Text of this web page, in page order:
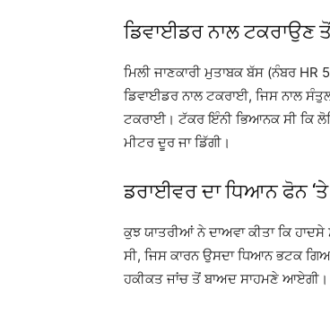
ਡਿਵਾਈਡਰ ਨਾਲ ਟਕਰਾਉਣ
ਮਿਲੀ ਜਾਣਕਾਰੀ ਮੁਤਾਬਕ ਬੱਸ (ਨੰਬਰ HR
ਡਿਵਾਈਡਰ ਨਾਲ ਟਕਰਾਈ, ਜਿਸ ਨਾਲ
ਟਕਰਾਈ। ਟੱਕਰ ਇੰਨੀ ਭਿਆਨਕ ਸੀ ਕਿ
ਮੀਟਰ ਦੂਰ ਜਾ ਡਿੱਗੀ।
ਡਰਾਈਵਰ ਦਾ ਧਿਆਨ ਫੋਨ
ਕੁਝ ਯਾਤਰੀਆਂ ਨੇ ਦਾਅਵਾ ਕੀਤਾ ਕਿ
ਸੀ, ਜਿਸ ਕਾਰਨ ਉਸਦਾ ਧਿਆਨ ਭਟਕ
ਹਕੀਕਤ ਜਾਂਚ ਤੋਂ ਬਾਅਦ ਸਾਹਮਣੇ ਆਏਗੀ।